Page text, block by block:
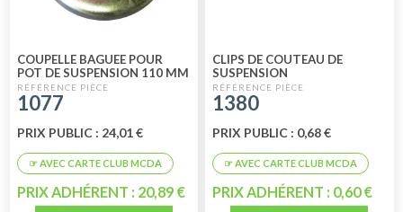
COUPELLE BAGUEE POUR
POT DE SUSPENSION 110 MM
1077
PRIX PUBLIC : 24,01 €
PRIX ADHÉRENT : 20,89 €
CLIPS DE COUTEAU DE
SUSPENSION
1380
PRIX PUBLIC : 0,68 €
PRIX ADHÉRENT : 0,60 €